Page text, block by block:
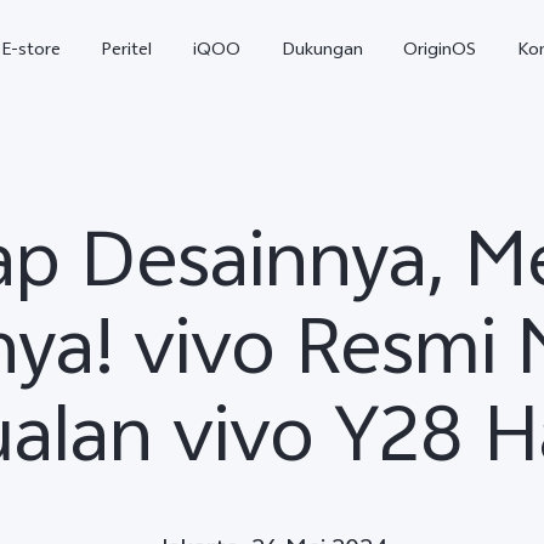
E-store Peritel iQOO Dukungan OriginOS
T5 Pro baru
Desainnya,
vivo Resmi
vivo Y28